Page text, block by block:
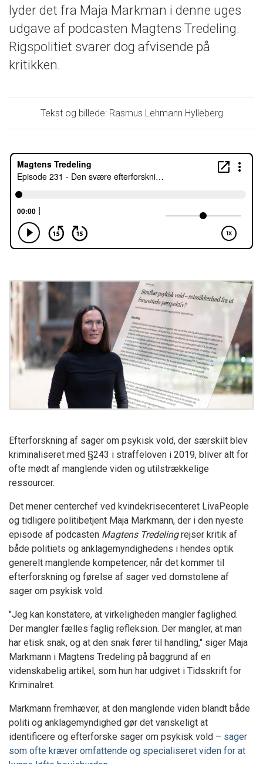
lyder det fra Maja Markman i denne uges
udgave af podcasten Magtens Tredeling.
Rigspolitiet svarer dog afvisende på
kritikken.
Tekst og billede: Rasmus Lehmann Hylleberg
Efterforskning af sager om psykisk vold, der særskilt blev
kriminaliseret med §243 i straffeloven i 2019, bliver alt for
ofte mødt af manglende viden og utilstrækkelige
ressourcer.
Det mener centerchef ved kvindekrisecenteret LivaPeople
og tidligere politibetjent Maja Markmann, der i den nyeste
episode af podcasten Magtens Tredelingrejser kritik af
både politiets og anklagemyndighedens i hendes optik
generelt manglende kompetencer, når det kommer til
efterforskning og førelse af sager ved domstolene af
sager om psykisk vold.
"Jeg kan konstatere, at virkeligheden mangler faglighed.
Der mangler fælles faglig refleksion. Der mangler, at man
har etisk snak, og at den snak fører til handling," siger Maja
Markmann i Magtens Tredeling på baggrund af en
videnskabelig artikel, som hun har udgivet i Tidsskrift for
Kriminalret.
Markmann fremhæver, at den manglende viden blandt både
politi og anklagemyndighed gør det vanskeligt at
identificere og efterforske sager om psykisk vold – sager
som ofte kræver omfattende og specialiseret viden for at